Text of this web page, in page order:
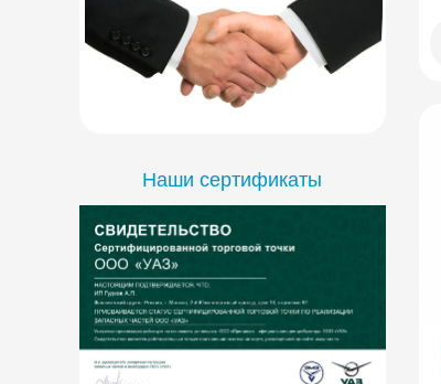
Наши сертификаты